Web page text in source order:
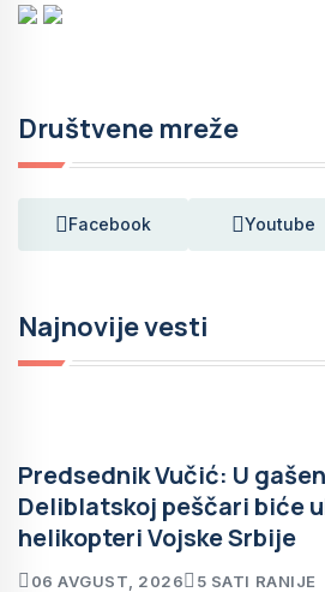
Društvene mreže
Facebook Youtube
Najnovije vesti
Predsednik Vučić: U
Deliblatskoj peščari biće
helikopteri Vojske Srbije
06 AVGUST, 2026 5 SATI RANIJE